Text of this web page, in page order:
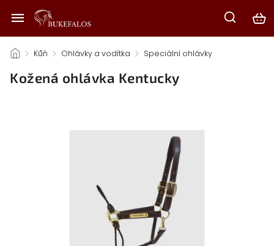
/ Kůň / Ohlávky a vodítka / Speciální ohlávky
Kožená ohlávka Kentucky